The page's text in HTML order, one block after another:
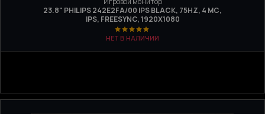
23.8" PHILIPS 242E2FA/00 IPS BLACK, 75HZ, 4 МС,
IPS, FREESYNC, 1920X1080
НЕТ В НАЛИЧИИ